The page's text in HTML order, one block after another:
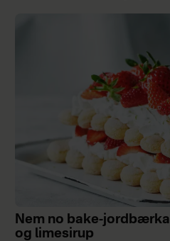
Nem no bake-
og limesirup